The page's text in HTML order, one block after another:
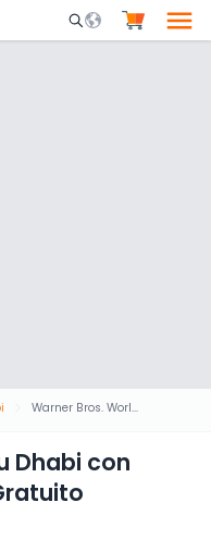
Mobile Search
Warner Bros. World Abu Dhabi con Entrada y Transporte Gratuito
Dhabi con